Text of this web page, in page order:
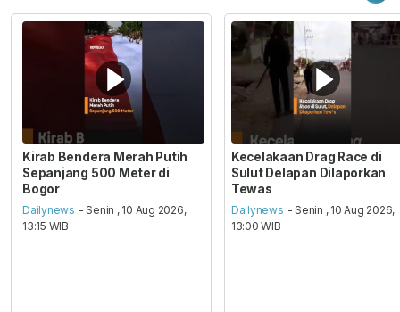
Kirab Bendera Merah Putih
Sepanjang 500 Meter di
Bogor
Dailynews - Senin , 10 Aug 2026,
13:15 WIB
Kecelakaan Drag Race di
Sulut Delapan Dilaporkan
Tewas
Dailynews - Senin , 10 Aug 2026,
13:00 WIB